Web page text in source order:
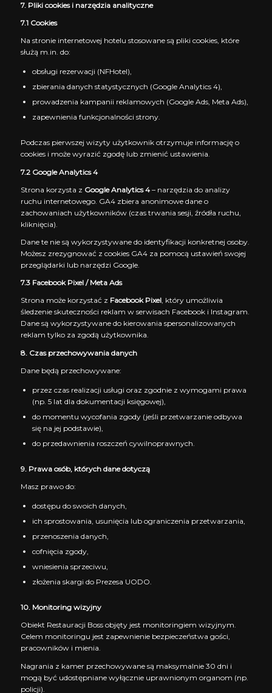
7. Pliki cookies i narzędzia analityczne
7.1 Cookies
Na stronie internetowej hotelu stosowane są pliki cookies, które
służą m.in. do:
obsługi rezerwacji (NFHotel),
zbierania danych statystycznych (Google Analytics 4),
prowadzenia kampanii reklamowych (Google Ads, Meta Ads),
zapewnienia funkcjonalności strony.
Podczas pierwszej wizyty użytkownik otrzymuje informację o
cookies i może wyrazić zgodę lub zmienić ustawienia.
7.2 Google Analytics 4
Strona korzysta z Google Analytics 4– narzędzia do analizy
ruchu internetowego. GA4 zbiera anonimowe dane o
zachowaniach użytkowników (czas trwania sesji, źródła ruchu,
kliknięcia).
Dane te nie są wykorzystywane do identyfikacji konkretnej osoby.
Możesz zrezygnować z cookies GA4 za pomocą ustawień swojej
przeglądarki lub narzędzi Google.
7.3 Facebook Pixel / Meta Ads
Strona może korzystać z Facebook Pixel, który umożliwia
śledzenie skuteczności reklam w serwisach Facebook i Instagram.
Dane są wykorzystywane do kierowania spersonalizowanych
reklam tylko za zgodą użytkownika.
8. Czas przechowywania danych
Dane będą przechowywane:
przez czas realizacji usługi oraz zgodnie z wymogami prawa
(np. 5 lat dla dokumentacji księgowej),
do momentu wycofania zgody (jeśli przetwarzanie odbywa
się na jej podstawie),
do przedawnienia roszczeń cywilnoprawnych.
9. Prawa osób, których dane dotyczą
Masz prawo do:
dostępu do swoich danych,
ich sprostowania, usunięcia lub ograniczenia przetwarzania,
przenoszenia danych,
cofnięcia zgody,
wniesienia sprzeciwu,
złożenia skargi do Prezesa UODO.
10. Monitoring wizyjny
Obiekt Restauracji Boss objęty jest monitoringiem wizyjnym.
Celem monitoringu jest zapewnienie bezpieczeństwa gości,
pracowników i mienia.
Nagrania z kamer przechowywane są maksymalnie 30 dni i
mogą być udostępniane wyłącznie uprawnionym organom (np.
policji).